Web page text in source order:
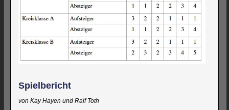
Spielbericht
von Kay Hayen und Ralf Toth